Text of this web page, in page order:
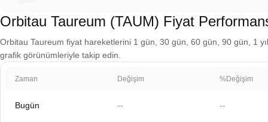
Orbitau Taureum (TAUM) Fiyat
Orbitau Taureum fiyat hareketlerini 1 gün, 30 gün, 60 gün, 90 gün, 1
grafik görünümleriyle takip edin.
Zaman Değişim %Değişim
Bugün -- --